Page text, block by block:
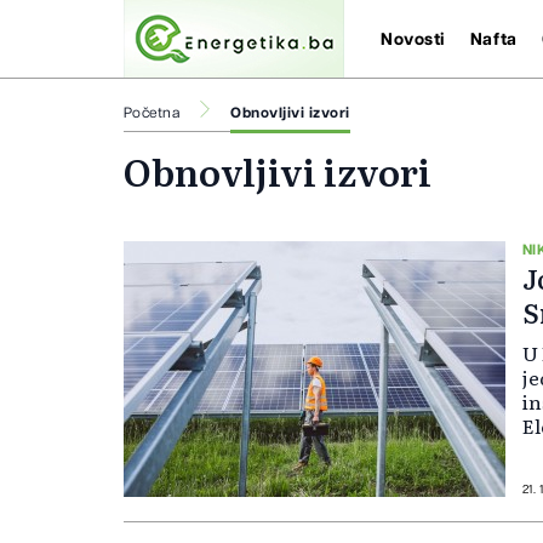
Novosti Nafta
Početna Obnovljivi izvori
Obnovljivi izvori
U
21.